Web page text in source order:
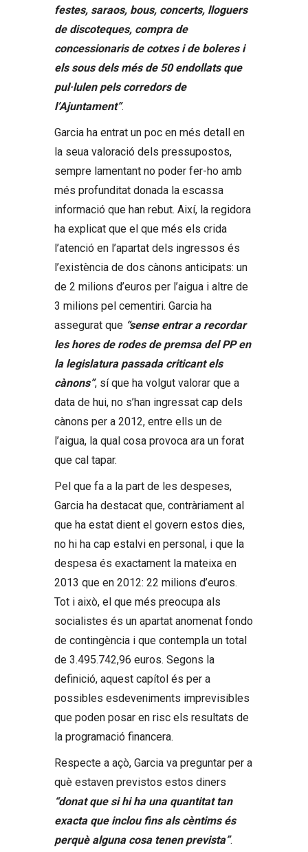
festes, saraos, bous, concerts, lloguers
de discoteques, compra de
concessionaris de cotxes i de boleres i
els sous dels més de 50 endollats que
pul·lulen pels corredors de
l’Ajuntament”.
Garcia ha entrat un poc en més detall en
la seua valoració dels pressupostos,
sempre lamentant no poder fer-ho amb
més profunditat donada la escassa
informació que han rebut. Així, la regidora
ha explicat que el que més els crida
l’atenció en l’apartat dels ingressos és
l’existència de dos cànons anticipats: un
de 2 milions d’euros per l’aigua i altre de
3 milions pel cementiri. Garcia ha
assegurat que “sense entrar a recordar
les hores de rodes de premsa del PP en
la legislatura passada criticant els
cànons”, sí que ha volgut valorar que a
data de hui, no s’han ingressat cap dels
cànons per a 2012, entre ells un de
l’aigua, la qual cosa provoca ara un forat
que cal tapar.
Pel que fa a la part de les despeses,
Garcia ha destacat que, contràriament al
que ha estat dient el govern estos dies,
no hi ha cap estalvi en personal, i que la
despesa és exactament la mateixa en
2013 que en 2012: 22 milions d’euros.
Tot i això, el que més preocupa als
socialistes és un apartat anomenat fondo
de contingència i que contempla un total
de 3.495.742,96 euros. Segons la
definició, aquest capítol és per a
possibles esdeveniments imprevisibles
que poden posar en risc els resultats de
la programació financera.
Respecte a açò, Garcia va preguntar per a
què estaven previstos estos diners
“donat que si hi ha una quantitat tan
exacta que inclou fins als cèntims és
perquè alguna cosa tenen prevista”.